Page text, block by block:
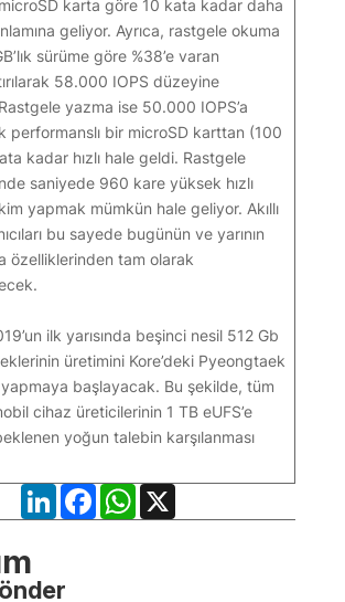
karta göre 10 kata kadar daha
geliyor. Ayrıca, rastgele okuma
sürüme göre %38’e varan
58.000 IOPS düzeyine
yazma ise 50.000 IOPS’a
performanslı bir microSD karttan (100
kadar hızlı hale geldi. Rastgele
saniyede 960 kare yüksek hızlı
yapmak mümkün hale geliyor. Akıllı
bu sayede bugünün ve yarının
özelliklerinden tam olarak
ilk yarısında beşinci nesil 512 Gb
üretimini Kore’deki Pyeongtaek
başlayacak. Bu şekilde, tüm
cihaz üreticilerinin 1 TB eUFS’e
yoğun talebin karşılanması
LinkedInFacebookWhatsApp
X